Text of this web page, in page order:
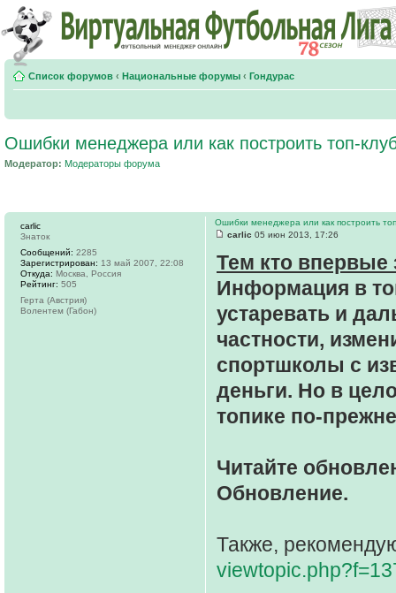
Список форумов ‹ Национальные форумы ‹ Гондурас
Ошибки менеджера или как построить топ-
Модератор: Модераторы форума
Ошибки менеджера или как построить
carlic 05 июн 2013, 17:26
Тем кто впервые
Информация в
устаревать и
частности,
спортшколы с
деньги. Но в
топике по-
Читайте
Обновление.
Также,
carlic
Знаток
Сообщений: 2285
Зарегистрирован: 13 май 2007, 22:08
Откуда: Москва, Россия
Рейтинг: 505
Герта (Австрия)
Волентем (Габон)